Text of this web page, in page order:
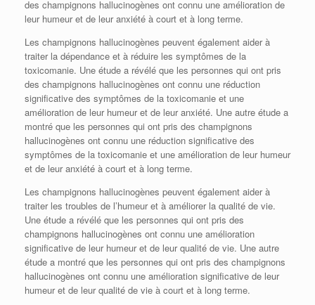
des champignons hallucinogènes ont connu une amélioration de
leur humeur et de leur anxiété à court et à long terme.
Les champignons hallucinogènes peuvent également aider à
traiter la dépendance et à réduire les symptômes de la
toxicomanie. Une étude a révélé que les personnes qui ont pris
des champignons hallucinogènes ont connu une réduction
significative des symptômes de la toxicomanie et une
amélioration de leur humeur et de leur anxiété. Une autre étude a
montré que les personnes qui ont pris des champignons
hallucinogènes ont connu une réduction significative des
symptômes de la toxicomanie et une amélioration de leur humeur
et de leur anxiété à court et à long terme.
Les champignons hallucinogènes peuvent également aider à
traiter les troubles de l’humeur et à améliorer la qualité de vie.
Une étude a révélé que les personnes qui ont pris des
champignons hallucinogènes ont connu une amélioration
significative de leur humeur et de leur qualité de vie. Une autre
étude a montré que les personnes qui ont pris des champignons
hallucinogènes ont connu une amélioration significative de leur
humeur et de leur qualité de vie à court et à long terme.